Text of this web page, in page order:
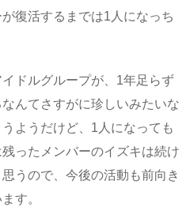
復活するまでは1人になっち
ドルグループが、1年足らず
んてさすがに珍しいみたいな
ようだけど、1人になっても
ったメンバーのイズキは続け
うので、今後の活動も前向き
す。